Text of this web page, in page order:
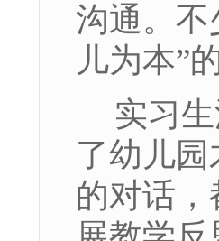
沟通。不
儿为本”
实习
了幼儿
的对话